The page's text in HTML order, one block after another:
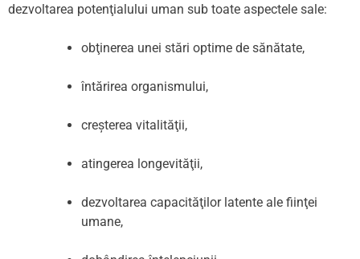
dezvoltarea potenţialului uman sub toate aspectele sale:
obţinerea unei stări optime de sănătate,
întărirea organismului,
creşterea vitalităţii,
atingerea longevităţii,
dezvoltarea capacităţilor latente ale fiinţei
umane,